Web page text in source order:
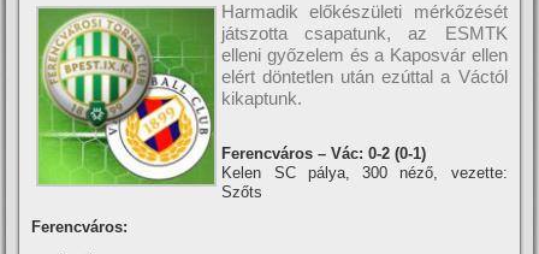
Harmadik előkészületi mérkőzését
játszotta csapatunk, az ESMTK
elleni győzelem és a Kaposvár ellen
elért döntetlen után ezúttal a Váctól
kikaptunk.
Ferencváros – Vác: 0-2 (0-1)
Kelen SC pálya, 300 néző, vezette:
Szőts
Ferencváros: